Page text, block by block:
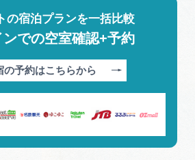
の宿泊プランを一括比較
ンでの空室確認+予約
の予約はこちらから